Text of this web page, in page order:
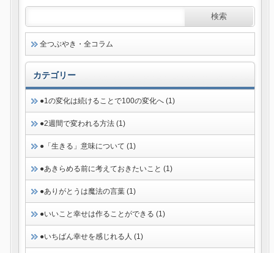
全つぶやき・全コラム
カテゴリー
●1の変化は続けることで100の変化へ (1)
●2週間で変われる方法 (1)
●「生きる」意味について (1)
●あきらめる前に考えておきたいこと (1)
●ありがとうは魔法の言葉 (1)
●いいこと幸せは作ることができる (1)
●いちばん幸せを感じれる人 (1)